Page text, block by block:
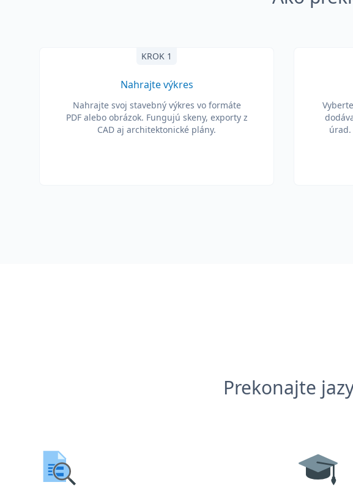
KROK 1
Nahrajte výkres
Nahrajte svoj stavebný výkres vo formáte
PDF alebo obrázok. Fungujú skeny, exporty z
CAD aj architektonické plány.
úrad.
Prekonajte